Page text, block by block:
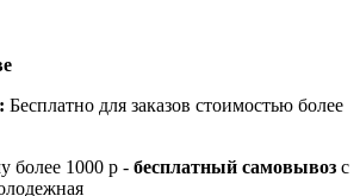
Бесплатно для заказов стоимостью более
более 1000 р - бесплатный самовывоз с